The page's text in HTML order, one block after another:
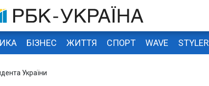
БІЗНЕС ЖИТТЯ СПОРТ WAVE STYLER
України